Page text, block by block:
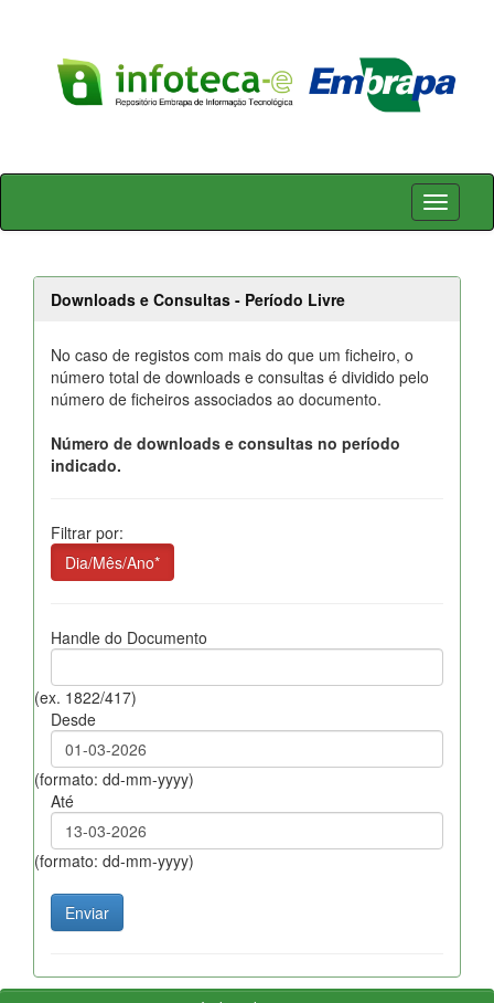
Skip
Downloads e Consultas - Período Livre
No caso de registos com mais do que um ficheiro, o
número total de downloads e consultas é dividido pelo
número de ficheiros associados ao documento.
Número de downloads e consultas no período
indicado.
Filtrar por:
Dia/Mês/Ano*
Handle do Documento
(ex. 1822/417)
Desde
(formato: dd-mm-yyyy)
Até
(formato: dd-mm-yyyy)